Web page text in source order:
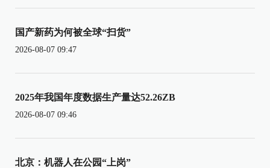
国产新药为何被全球“扫货”
2026-08-07 09:47
2025年我国年度数据生产量达52.26ZB
2026-08-07 09:46
北京：机器人在公园“上岗”